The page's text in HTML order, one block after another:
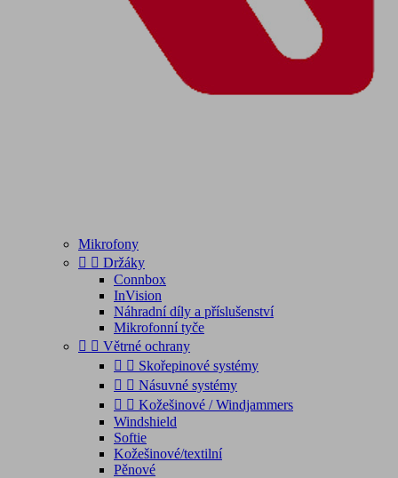
Mikrofony
  Držáky
Connbox
InVision
Náhradní díly a příslušenství
Mikrofonní tyče
  Větrné ochrany
  Skořepinové systémy
  Násuvné systémy
  Kožešinové / Windjammers
Windshield
Softie
Kožešinové/textilní
Pěnové